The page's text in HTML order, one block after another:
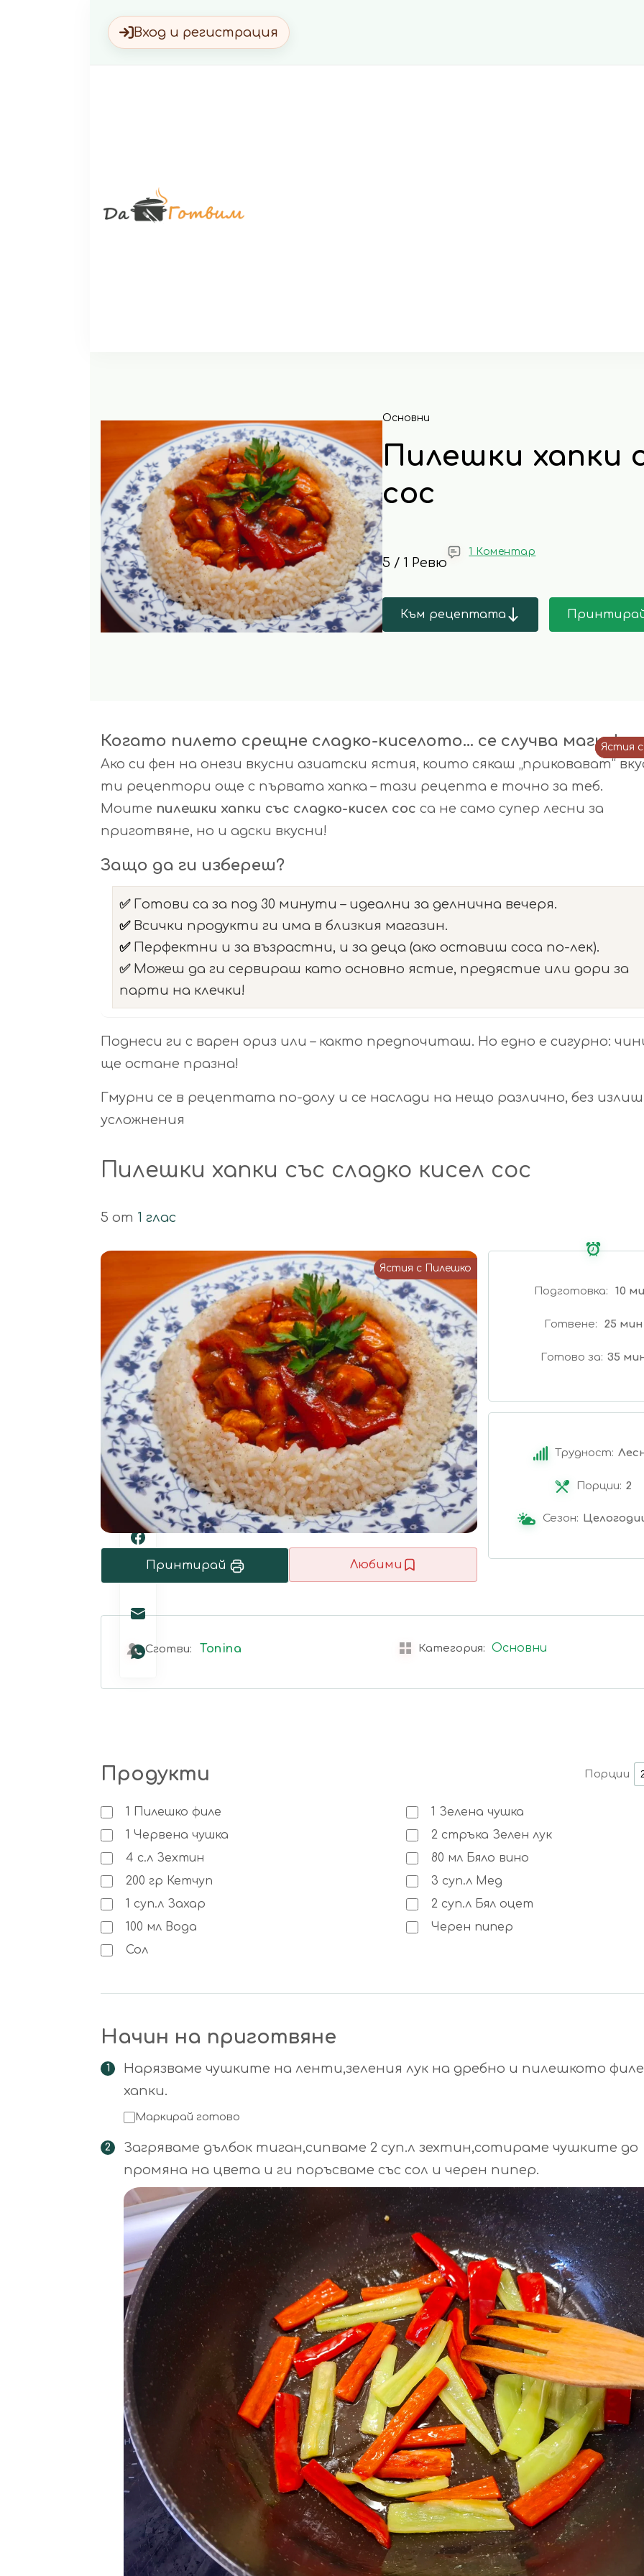
Вход и регистрация
Основни
Пилешки хапки
сос
5 / 1 Ревю
1 Коментар
Към рецептата
Когато пилето срещне сладко-киселото… се случва магия!
Ако си фен на онези вкусни азиатски ястия, които сякаш „приковават“
ти рецептори още с първата хапка – тази рецепта е точно за теб.
Моите пилешки хапки със сладко-кисел сос са не само супер лесни за
приготвяне, но и адски вкусни!
Защо да ги избереш?
✅Готови са за под 30 минути – идеални за делнична вечеря.
✅Всички продукти ги има в близкия магазин.
✅Перфектни и за възрастни, и за деца (ако оставиш соса по-лек).
✅Можеш да ги сервираш като основно ястие, предястие или дори за
парти на клечки!
Поднеси ги с варен ориз или – както предпочиташ. Но едно е сигурно:
ще остане празна!
Гмурни се в рецептата по-долу и се наслади на нещо различно, без
усложнения
Пилешки хапки със сладко кисел сос
5 от 1 глас
Ястия с Пилешко
Принтирай Любими
Подготовка 10
Готвене 25 мин
Готово за 35
Трудност:
Порции: 2
Сезон:
Сготви: Tonina Категория: Основни
Продукти Порции
1 Пилешко филе 1 Зелена чушка
1 Червена чушка 2 стръка Зелен лук
4 с.л Зехтин 80 мл Бяло вино
200 гр Кетчуп 3 суп.л Мед
1 суп.л Захар 2 суп.л Бял оцет
100 мл Вода
Черен пипер
Сол
Начин на приготвяне
Нарязваме чушките на ленти,зеления лук на дребно и пилешкото
хапки.
Маркирай готово
Загряваме дълбок тиган,сипваме 2 суп.л зехтин,сотираме чушките до
промяна на цвета и ги поръсваме със сол и черен пипер.
Ястия
Ястия
Ястия